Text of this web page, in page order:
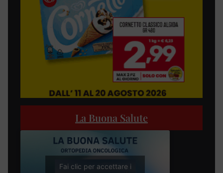
La Buona Salute
Fai clic per accettare i